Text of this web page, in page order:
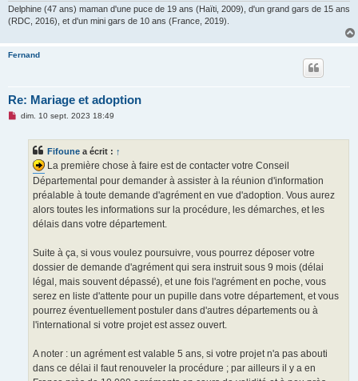
Delphine (47 ans) maman d'une puce de 19 ans (Haïti, 2009), d'un grand gars de 15 ans
(RDC, 2016), et d'un mini gars de 10 ans (France, 2019).
Fernand
Re: Mariage et adoption
Mdim. 10 sept. 2023 18:49
Fifoune a écrit : ↑
La première chose à faire est de contacter votre Conseil
Départemental pour demander à assister à la réunion d'information
préalable à toute demande d'agrément en vue d'adoption. Vous aurez
alors toutes les informations sur la procédure, les démarches, et les
délais dans votre département.
Suite à ça, si vous voulez poursuivre, vous pourrez déposer votre
dossier de demande d'agrément qui sera instruit sous 9 mois (délai
légal, mais souvent dépassé), et une fois l'agrément en poche, vous
serez en liste d'attente pour un pupille dans votre département, et vous
pourrez éventuellement postuler dans d'autres départements ou à
l'international si votre projet est assez ouvert.
A noter : un agrément est valable 5 ans, si votre projet n'a pas abouti
dans ce délai il faut renouveler la procédure ; par ailleurs il y a en